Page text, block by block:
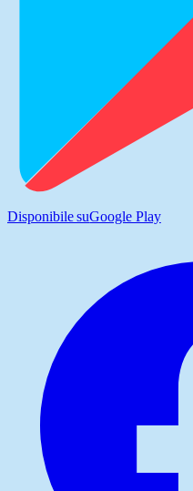
Disponibile suGoogle Play